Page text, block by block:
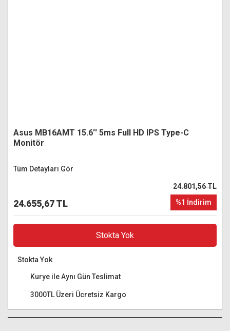
Asus MB16AMT 15.6'' 5ms Full HD IPS Type-C
Monitör
Tüm Detayları Gör
24.655,67 TL
24.801,56 TL
%1 İndirim
Stokta Yok
Stokta Yok
Kurye ile Aynı Gün Teslimat
3000TL Üzeri Ücretsiz Kargo